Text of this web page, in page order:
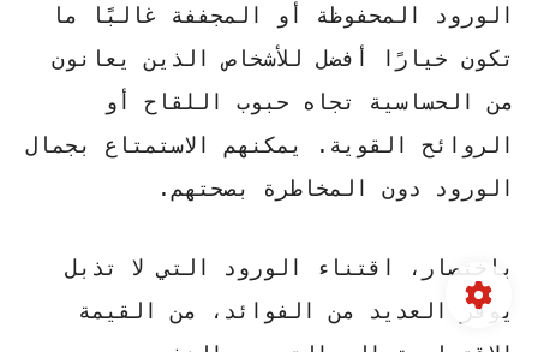
الورود المحفوظة أو المجففة غالبًا ما
تكون خيارًا أفضل للأشخاص الذين يعانون
من الحساسية تجاه حبوب اللقاح أو
الروائح القوية. يمكنهم الاستمتاع بجمال
الورود دون المخاطرة بصحتهم.
باختصار، اقتناء الورود التي لا تذبل
يوفر العديد من الفوائد، من القيمة